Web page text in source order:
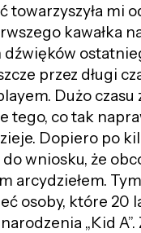
towarzyszyła mi
kawałka
dźwięków
przez długi
Dużo czasu
tego, co tak
Dopiero po
wniosku, że
arcydziełem.
osoby, które 20
„Kid